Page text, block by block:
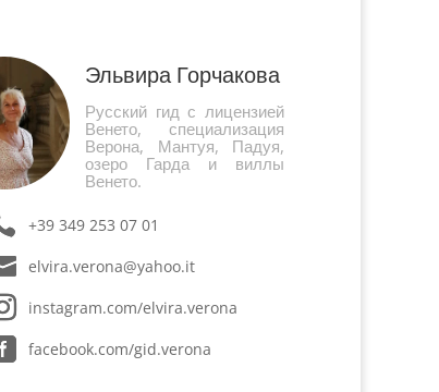
Эльвира Горчакова
Русский гид с лицензией
Венето, специализация
Верона, Мантуя, Падуя,
озеро Гарда и виллы
Венето.
+39 349 253 07 01
elvira.verona@yahoo.it
instagram.com/elvira.verona
facebook.com/gid.verona